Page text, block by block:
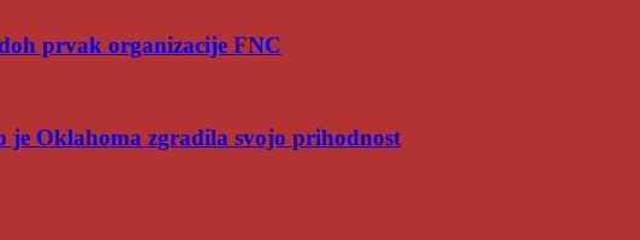
prvak organizacije FNC
Oklahoma zgradila svojo prihodnost